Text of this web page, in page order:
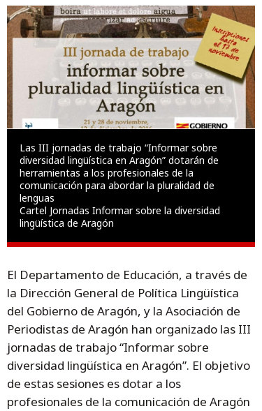
Las III jornadas de trabajo “Informar sobre
diversidad lingüística en Aragón” dotarán de
herramientas a los profesionales de la
comunicación para abordar la pluralidad de
lenguas
Cartel Jornadas Informar sobre la diversidad
lingüística de Aragón
El Departamento de Educación, a través de
la Dirección General de Política Lingüística
del Gobierno de Aragón, y la Asociación de
Periodistas de Aragón han organizado las III
jornadas de trabajo “Informar sobre
diversidad lingüística en Aragón”. El objetivo
de estas sesiones es dotar a los
profesionales de la comunicación de Aragón